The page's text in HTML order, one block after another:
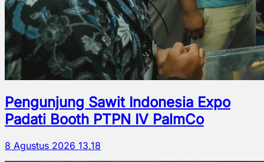
Pengunjung Sawit Indonesia Expo
Padati Booth PTPN IV PalmCo
8 Agustus 2026 13.18